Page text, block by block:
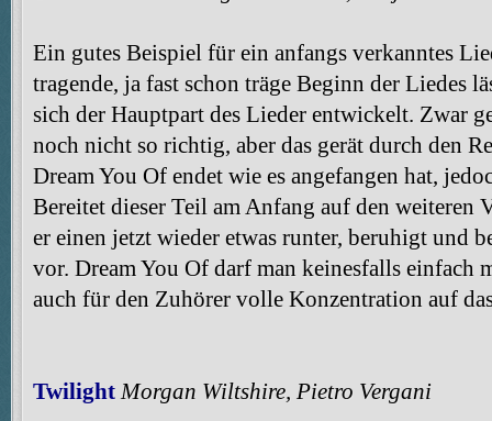
Ein gutes Beispiel für ein anfangs verkanntes
tragende, ja fast schon träge Beginn der Liedes
sich der Hauptpart des Lieder entwickelt. Zwar
noch nicht so richtig, aber das gerät durch den
Dream You Of endet wie es angefangen hat,
Bereitet dieser Teil am Anfang auf den weiteren
er einen jetzt wieder etwas runter, beruhigt und
vor. Dream You Of darf man keinesfalls einfach
auch für den Zuhörer volle Konzentration auf
Twilight Morgan Wiltshire, Pietro Vergani